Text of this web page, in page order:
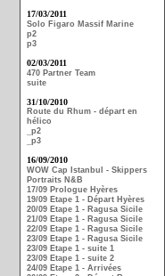
17/03/2011
Solo Figaro Massif Marine
p2
p3
02/03/2011
470 Partner Team
suite
31/10/2010
Route du Rhum - départ en
hélico
_p2
_p3
16/09/2010
WOW Cap Istanbul - Skippers
Portraits N&B
17/09 Prologue Hyères
19/09 Etape 1 - Départ Hyères
20/09 Etape 1 - Ragusa Sicile
21/09 Etape 1 - Ragusa Sicile
22/09 Etape 1 - Ragusa Sicile
23/09 Etape 1 - Ragusa Sicile
23/09 Etape 1 - suite 1
23/09 Etape 1 - suite 2
24/09 Etape 1 - Arrivées